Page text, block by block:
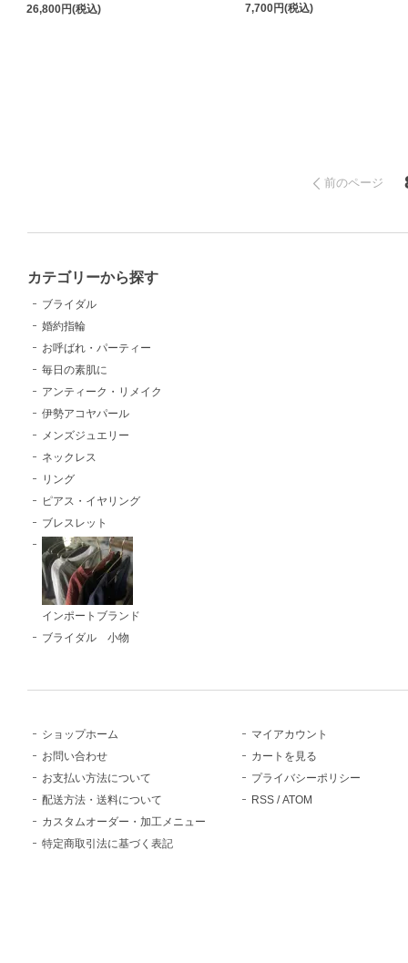
26,800円(税込) 7,700円(税込)
前のページ
カテゴリーから探す
ブライダル
婚約指輪
お呼ばれ・パーティー
毎日の素肌に
アンティーク・リメイク
伊勢アコヤパール
メンズジュエリー
ネックレス
リング
ピアス・イヤリング
ブレスレット
インポートブランド
ブライダル 小物
ショップホーム
お問い合わせ
お支払い方法について
配送方法・送料について
カスタムオーダー・加工メニュー
特定商取引法に基づく表記
マイアカウント
カートを見る
プライバシーポリシー
RSS /ATOM